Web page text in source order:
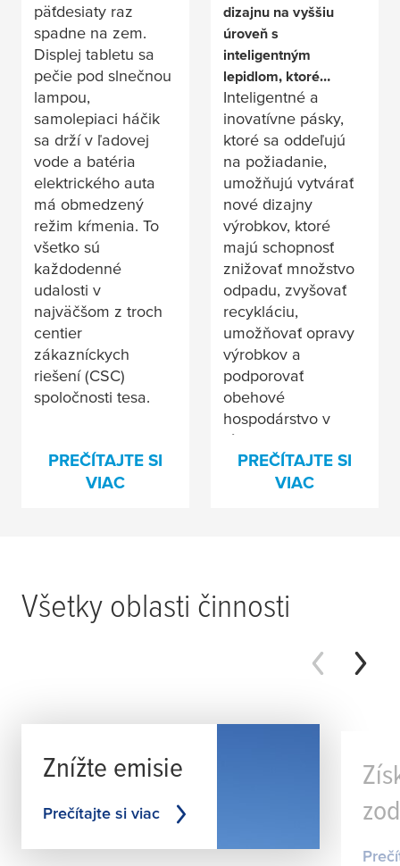
päťdesiaty raz
spadne na zem.
Displej tabletu sa
pečie pod slnečnou
lampou,
samolepiaci háčik
sa drží v ľadovej
vode a batéria
elektrického auta
má obmedzený
režim kŕmenia. To
všetko sú
každodenné
udalosti v
najväčšom z troch
centier
zákazníckych
riešení (CSC)
spoločnosti tesa.
PREČÍTAJTE SI
VIAC
dizajnu na vyššiu
úroveň s
inteligentným
lepidlom, ktoré
ponúka oddeľovanie
na požiadanie
Inteligentné a
inovatívne pásky,
ktoré sa oddeľujú
na požiadanie,
umožňujú vytvárať
nové dizajny
výrobkov, ktoré
majú schopnosť
znižovať množstvo
odpadu, zvyšovať
recykláciu,
umožňovať opravy
výrobkov a
podporovať
obehové
hospodárstvo v
rôznych odvetviach.
PREČÍTAJTE SI
VIAC
Všetky oblasti činnosti
Znížte emisie
Prečítajte si viac